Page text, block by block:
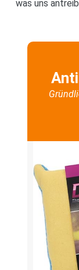
was uns